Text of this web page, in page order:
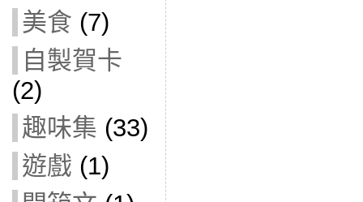
美食 (7)
自製賀卡
(2)
趣味集 (33)
遊戲 (1)